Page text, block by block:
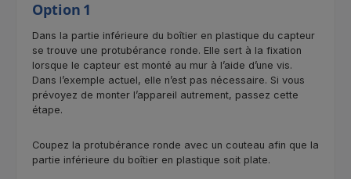
Option 1
Dans la partie inférieure du boîtier en plastique du capteur
se trouve une protubérance ronde. Elle sert à la fixation
lorsque le capteur est monté au mur à l’aide d’une vis.
Dans l’exemple actuel, elle n’est pas nécessaire. Si vous
prévoyez de monter l’appareil autrement, passez cette
étape.
Coupez la protubérance ronde avec un couteau afin que la
partie inférieure du boîtier en plastique soit plate.